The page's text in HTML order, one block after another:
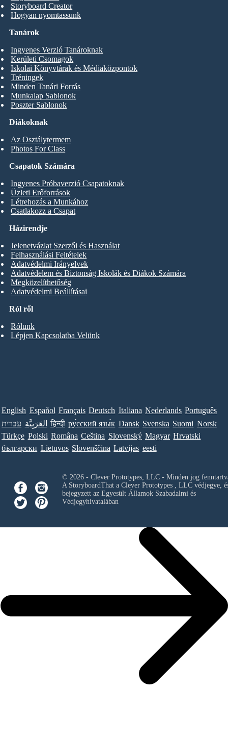
Storyboard Creator
Hogyan nyomtassunk
Diákoknak
Az Osztálytermem
Photos For Class
Tanárok
Ingyenes Verzió Tanároknak
Kerületi Csomagok
Iskolai Könyvtárak és Médiaközpontok
Tréningek
Minden Tanári Forrás
Munkalap Sablonok
Poszter Sablonok
Csapatok Számára
Ingyenes Próbaverzió Csapatoknak
Üzleti Erőforrások
Létrehozás a Munkához
Csatlakozz a Csapat
Ról ről
Rólunk
Lépjen Kapcsolatba Velünk
Házirendje
Jelenetvázlat Szerzői és Használat
Felhasználási Feltételek
Adatvédelmi Irányelvek
Adatvédelem és Biztonság Iskolák és Diákok Számára
Megközelíthetőség
Adatvédelmi Beállításai
English Español Français Deutsch Italiana Nederlands Português
עברית العَرَبِيَّة हिन्दी ру́сский язы́к Dansk Svenska Suomi Norsk
Türkçe Polski Româna Ceština Slovenský Magyar Hrvatski
български Lietuvos Slovenščina Latvijas eesti
© 2026 - Clever Prototypes, LLC - Minden jog
A StoryboardThat a Clever Prototypes , LLCvédjegye,
bejegyzett az Egyesült Államok Szabadalmi és
Védjegyhivatalában